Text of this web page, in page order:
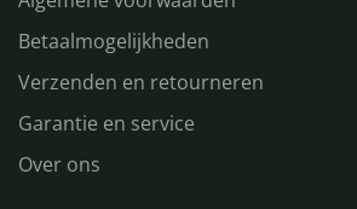
Betaalmogelijkheden
Verzenden en retourneren
Garantie en service
Over ons